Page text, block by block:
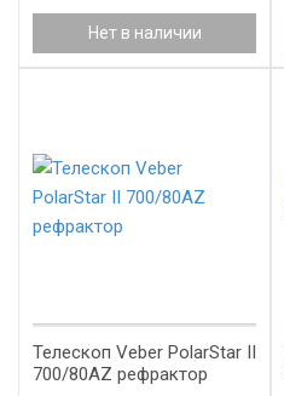
Нет в наличии
Телескоп Veber PolarStar II
700/80AZ рефрактор